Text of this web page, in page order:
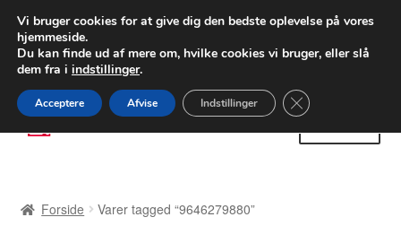
LEVERING fra 55 kr.
FEDEX verdensomspændende forsendelse
80 82 72 02
Spring
til
Spring
til
Betalinger
Forside Varer tagged “9646279880”
Vi bruger cookies for at give dig den bedste oplevelse på vores
hjemmeside.
Du kan finde ud af mere om, hvilke cookies vi bruger, eller slå
dem fra i indstillinger.
Acceptere Afvise Indstillinger Close GDPR